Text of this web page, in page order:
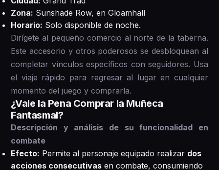
Zona: Sunshade Row, en Gloamhall
Horario: Solo disponible de noche.
Dirígete al pequeño comercio al norte de la taberna.
Este accesorio y otros poderosos se desbloquean al
completar vínculos específicos con seguidores. Usa
el viaje rápido para regresar al lugar en cualquier
momento del juego y comprarla.
¿Vale la Pena Comprar la Muñeca
Fantasmal?
Descripción y análisis de su funcionalidad en
combate
Efecto: Permite al personaje equipado realizar dos
acciones consecutivas en combate, consumiendo